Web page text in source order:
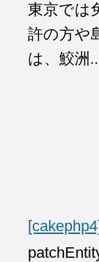
東京では
許の方や
は、鮫洲